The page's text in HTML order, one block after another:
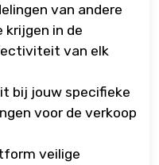
van andere
in de
van elk
bij jouw specifieke
voor de verkoop
veilige